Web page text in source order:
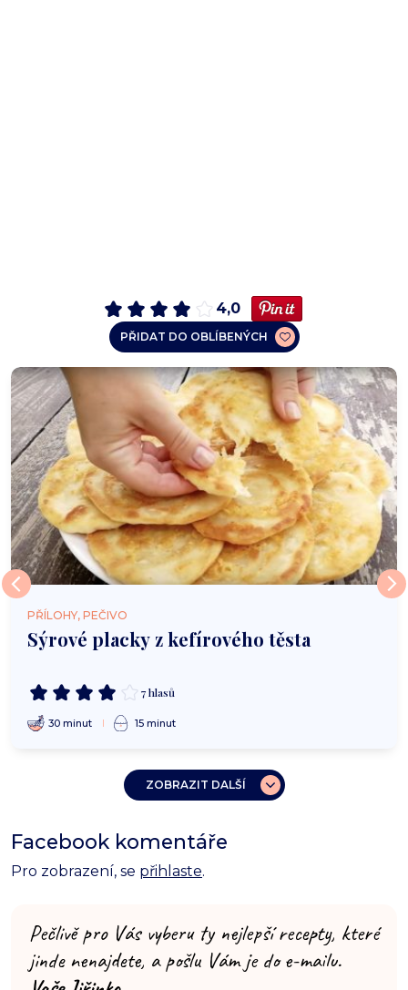
4,0
PŘIDAT DO OBLÍBENÝCH
PŘÍLOHY, PEČIVO
Sýrové placky z kefírového těsta
7 hlasů
30 minut 15 minut
ZOBRAZIT DALŠÍ
Facebook komentáře
Pro zobrazení, se přihlaste.
Pečlivě pro Vás vyberu ty nejlepší recepty, které
jinde nenajdete, a pošlu Vám je do e-mailu.